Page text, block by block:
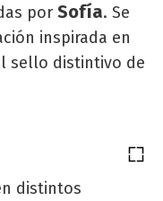
por Sofía. Se
inspirada en
sello distintivo de
distintos